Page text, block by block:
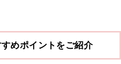
めポイントをご紹介